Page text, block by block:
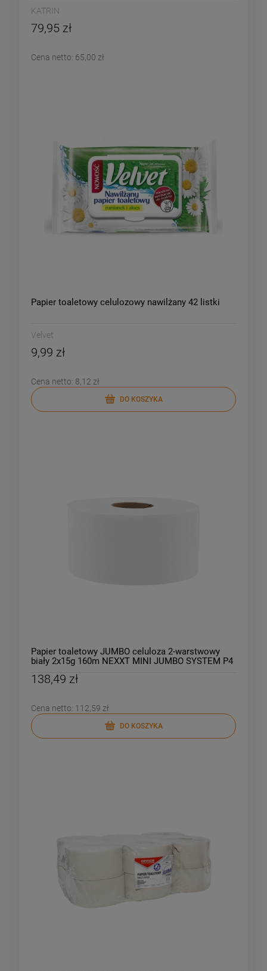
KATRIN
79,95 zł
Cena netto: 65,00 zł
Papier toaletowy celulozowy nawilżany 42 listki
Velvet
9,99 zł
Cena netto: 8,12 zł
DO KOSZYKA
Papier toaletowy JUMBO celuloza 2-warstwowy
biały 2x15g 160m NEXXT MINI JUMBO SYSTEM P4
138,49 zł
Cena netto: 112,59 zł
DO KOSZYKA